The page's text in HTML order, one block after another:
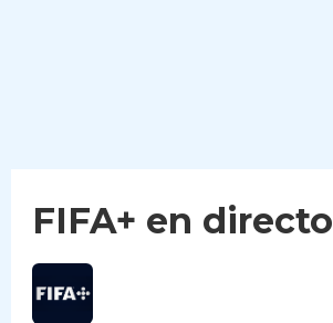
FIFA+ en directo